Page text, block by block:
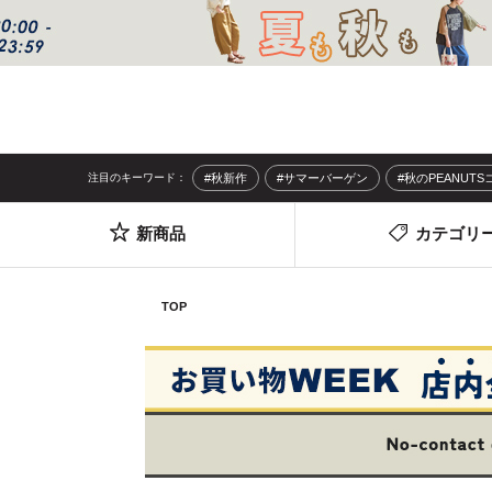
注目のキーワード： #秋新作 #サマーバーゲン #秋のPEANUTS
新商品 カテゴリ
TOP